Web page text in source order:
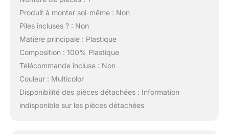
Produit à monter soi-même : Non
Piles incluses ? : Non
Matière principale : Plastique
Composition : 100% Plastique
Télécommande incluse : Non
Couleur : Multicolor
Disponibilité des pièces détachées : Information
indisponible sur les pièces détachées